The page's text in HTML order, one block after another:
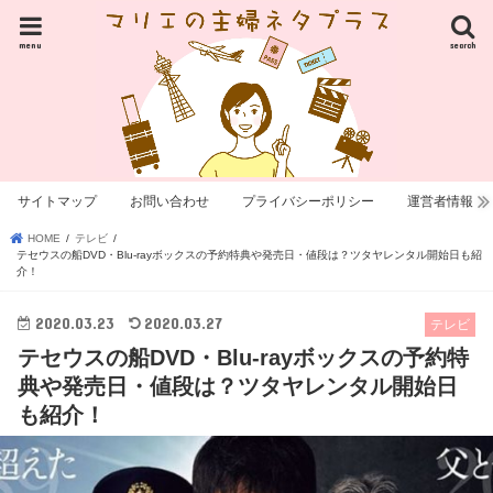
search
menu
サイトマップ お問い合わせ プライバシーポリシー 運営者情報
HOME
テレビ
テセウスの船DVD・Blu-rayボックスの予約特典や発売日・値段は？ツタヤレンタル開始日も紹
介！
テレビ
2020.03.23 2020.03.27
テセウスの船DVD・Blu-rayボックスの予約特
典や発売日・値段は？ツタヤレンタル開始日
も紹介！